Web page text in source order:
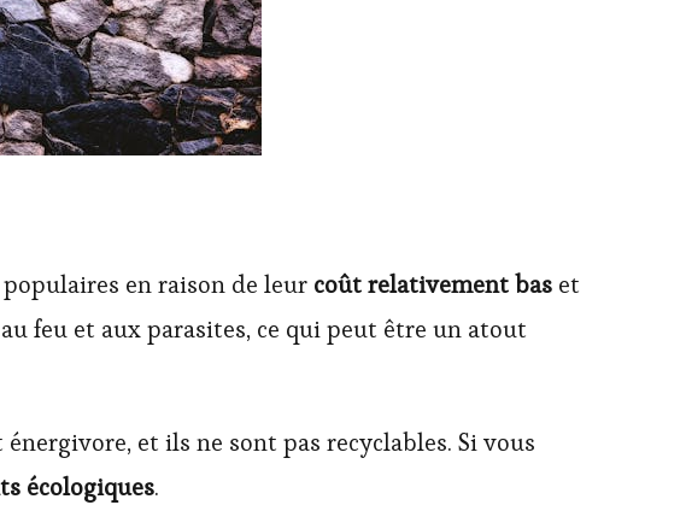
en raison de leur coût relativement bas et
feu et aux parasites, ce qui peut être un atout
et ils ne sont pas recyclables. Si vous
écologiques.